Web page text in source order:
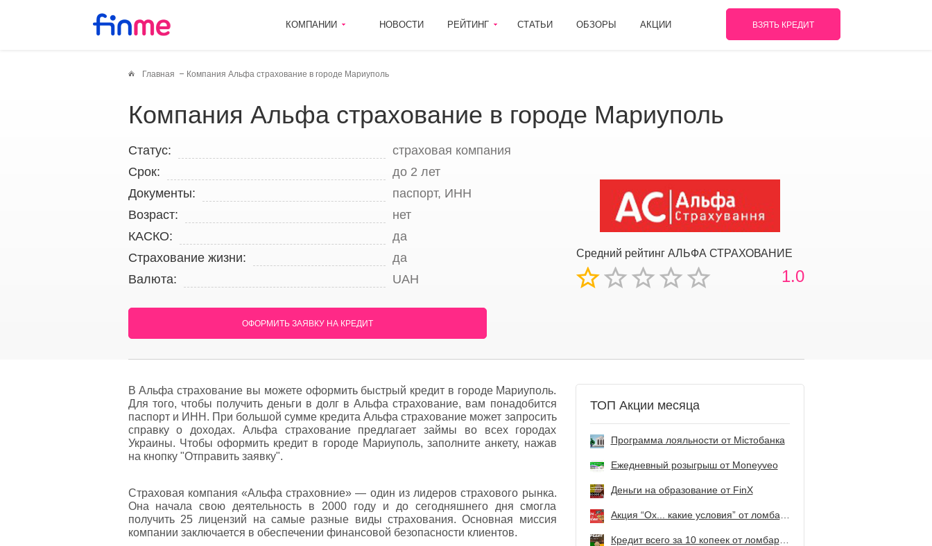
КОМПАНИИ НОВОСТИ РЕЙТИНГ СТАТЬИ ОБЗОРЫ АКЦИИ ВЗЯТЬ КРЕДИТ
Главная Компания Альфа страхование в городе Мариуполь
Компания Альфа страхование в городе Мариуполь
Средний рейтинг АЛЬФА СТРАХОВАНИЕ
1.0
Статус:
страховая компания
Срок:
до 2 лет
Документы:
паспорт, ИНН
Возраст:
нет
КАСКО:
да
Страхование жизни:
да
Валюта:
UAH
ОФОРМИТЬ ЗАЯВКУ НА КРЕДИТ
В Альфа страхование вы можете оформить быстрый кредит в городе Мариуполь.
Для того, чтобы получить деньги в долг в Альфа страхование, вам понадобится
паспорт и ИНН. При большой сумме кредита Альфа страхование может запросить
справку о доходах. Альфа страхование предлагает займы во всех городах
Украины. Чтобы оформить кредит в городе Мариуполь, заполните анкету, нажав
на кнопку "Отправить заявку".
Страховая компания «Альфа страховние» — один из лидеров страхового рынка.
Она начала свою деятельность в 2000 году и до сегодняшнего дня смогла
получить 25 лицензий на самые разные виды страхования. Основная миссия
компании заключается в обеспечении финансовой безопасности клиентов.
ТОП Акции месяца
Программа лояльности от Містобанка
Ежедневный розыгрыш от Мoneyveo
Деньги на образование от FinX
Кредит всего за 10 копеек от ломбарда Первый